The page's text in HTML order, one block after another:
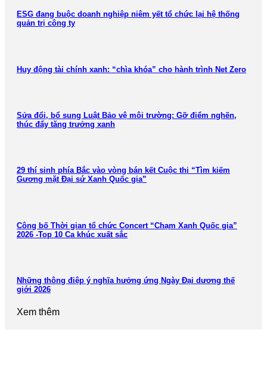
ESG đang buộc doanh nghiệp niêm yết tổ chức lại hệ thống
quản trị công ty
Huy động tài chính xanh: “chìa khóa” cho hành trình Net Zero
Sửa đổi, bổ sung Luật Bảo vệ môi trường: Gỡ điểm nghẽn,
thúc đẩy tăng trưởng xanh
29 thí sinh phía Bắc vào vòng bán kết Cuộc thi “Tìm kiếm
Gương mặt Đại sứ Xanh Quốc gia”
Công bố Thời gian tổ chức Concert “Chạm Xanh Quốc gia”
2026 -Top 10 Ca khúc xuất sắc
Những thông điệp ý nghĩa hưởng ứng Ngày Đại dương thế
giới 2026
Xem thêm